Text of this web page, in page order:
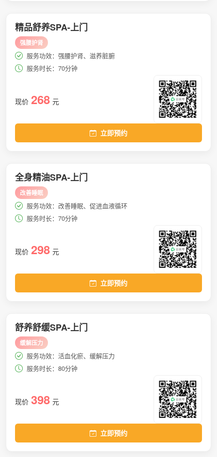
精品舒养SPA-上门
强腰护肾
服务功效：强腰护肾、滋养脏腑
服务时长：70分钟
现价 268 元
立即预约
全身精油SPA-上门
改善睡眠
服务功效：改善睡眠、促进血液循环
服务时长：70分钟
现价 298 元
立即预约
舒养舒缓SPA-上门
缓解压力
服务功效：活血化瘀、缓解压力
服务时长：80分钟
现价 398 元
立即预约